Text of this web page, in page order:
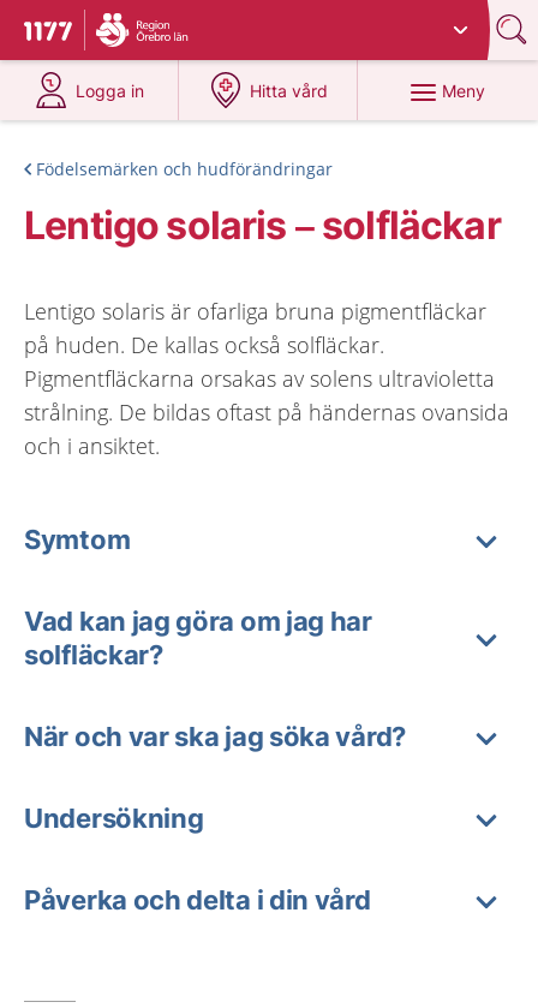
Till startsidan för 1177
Du har valt region
Logga in
på 1177.se
Hitta vård
på 1177.se
Meny
Födelsemärken och hudförändringar
Lentigo solaris – solfläckar
Lentigo solaris är ofarliga bruna pigmentfläckar
på huden. De kallas också solfläckar.
Pigmentfläckarna orsakas av solens ultravioletta
strålning. De bildas oftast på händernas ovansida
och i ansiktet.
Symtom
Vad kan jag göra om jag har
solfläckar?
När och var ska jag söka vård?
Undersökning
Påverka och delta i din vård